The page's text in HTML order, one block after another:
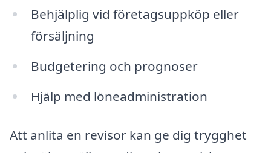
Behjälplig vid företagsuppköp eller
försäljning
Budgetering och prognoser
Hjälp med löneadministration
Att anlita en revisor kan ge dig trygghet